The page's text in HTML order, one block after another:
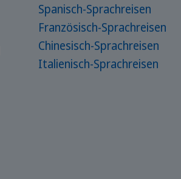
Spanisch-Sprachreisen
Französisch-Sprachreisen
Chinesisch-Sprachreisen
Italienisch-Sprachreisen